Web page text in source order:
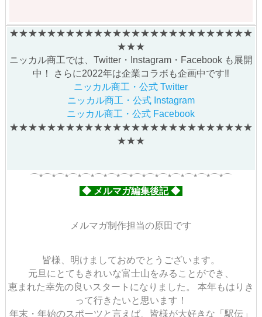
★★★★★★★★★★★★★★★★★★★★★★★★★★
★★★
ニッカル商工では、Twitter・Instagram・Facebook も展開
中！
さらに2022年は企業コラボも企画中です‼
ニッカル商工・公式 Twitter
ニッカル商工・公式 Instagram
ニッカル商工・公式 Facebook
★★★★★★★★★★★★★★★★★★★★★★★★★★
★★★
⌒*⌒*⌒*⌒*⌒*⌒*⌒*⌒*⌒*⌒*⌒*⌒*⌒*⌒*⌒*⌒
◆ メルマガ編集後記 ◆
メルマガ制作担当の原田です
皆様、明けましておめでとうございます。
元旦にとてもきれいな富士山をみることができ、
恵まれた幸先の良いスタートになりました。
本年もはりき
って行きたいと思います！
年末・年始のスポーツと言えば、皆様が大好きな「駅伝」